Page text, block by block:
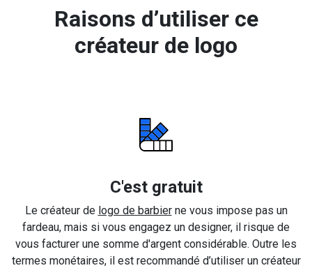
Raisons d’utiliser ce
créateur de logo
C'est gratuit
Le créateur de logo de barbierne vous impose pas un
fardeau, mais si vous engagez un designer, il risque de
vous facturer une somme d'argent considérable. Outre les
termes monétaires, il est recommandé d’utiliser un créateur